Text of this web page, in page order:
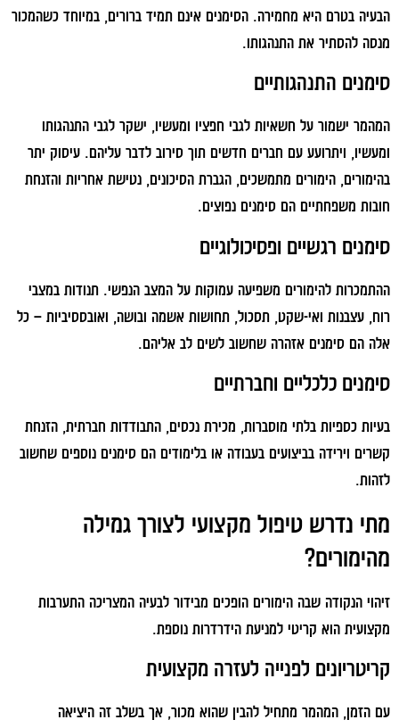
הבעיה בטרם היא מחמירה. הסימנים אינם תמיד ברורים, במיוחד כשהמכור
מנסה להסתיר את התנהגותו.
סימנים התנהגותיים
המהמר ישמור על חשאיות לגבי חפציו ומעשיו, ישקר לגבי התנהגותו
ומעשיו, ויתרועע עם חברים חדשים תוך סירוב לדבר עליהם. עיסוק יתר
בהימורים, הימורים מתמשכים, הגברת הסיכונים, נטישת אחריות והזנחת
חובות משפחתיים הם סימנים נפוצים.
סימנים רגשיים ופסיכולוגיים
ההתמכרות להימורים משפיעה עמוקות על המצב הנפשי. תנודות במצבי
רוח, עצבנות ואי-שקט, תסכול, תחושות אשמה ובושה, ואובססיביות – כל
אלה הם סימנים אזהרה שחשוב לשים לב אליהם.
סימנים כלכליים וחברתיים
בעיות כספיות בלתי מוסברות, מכירת נכסים, התבודדות חברתית, הזנחת
קשרים וירידה בביצועים בעבודה או בלימודים הם סימנים נוספים שחשוב
לזהות.
מתי נדרש טיפול מקצועי לצורך גמילה
מהימורים?
זיהוי הנקודה שבה הימורים הופכים מבידור לבעיה המצריכה התערבות
מקצועית הוא קריטי למניעת הידרדרות נוספת.
קריטריונים לפנייה לעזרה מקצועית
עם הזמן, המהמר מתחיל להבין שהוא מכור, אך בשלב זה היציאה